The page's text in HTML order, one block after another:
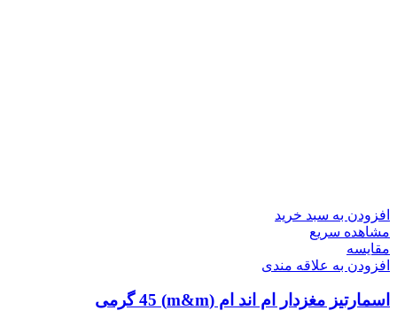
افزودن به سبد خرید
مشاهده سریع
مقایسه
افزودن به علاقه مندی
اسمارتیز مغزدار ام اند ام (m&m) 45 گرمی